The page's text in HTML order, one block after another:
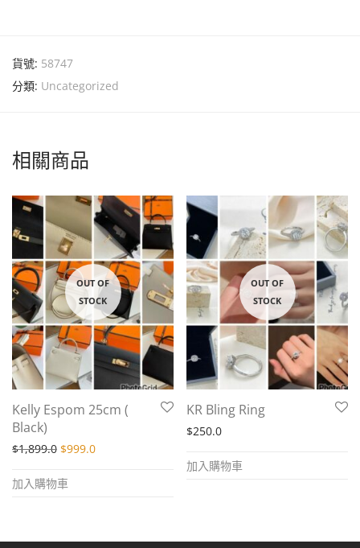
貨號: 58747
分類: Uncategorized
相關商品
Kelly Espom 25cm (
Black)
$1,899.0 Original price was: $1,899.0.
$999.0Current price is: $999.0.
加入購物車
KR Bling Ring
$250.0
加入購物車